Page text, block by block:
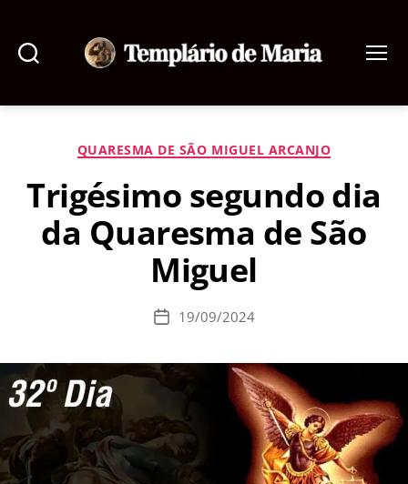
de
Categorias
QUARESMA DE SÃO MIGUEL ARCANJO
Trigésimo segundo dia
da Quaresma de São
Miguel
Data19/09/2024